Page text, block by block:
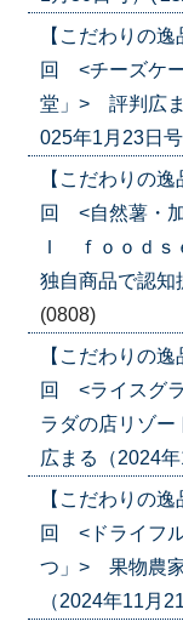
【こだわりの
回 <チーズケ
堂」> 評判広
025年1月23日
【こだわりの
回 <自然薯・
Ｉ ｆｏｏｄｓ
独自商品で認知
(0808)
【こだわりの
回 <ライスグ
ラダの店リゾ
広まる（2024
【こだわりの
回 <ドライフ
つ」> 果物農
（2024年11月